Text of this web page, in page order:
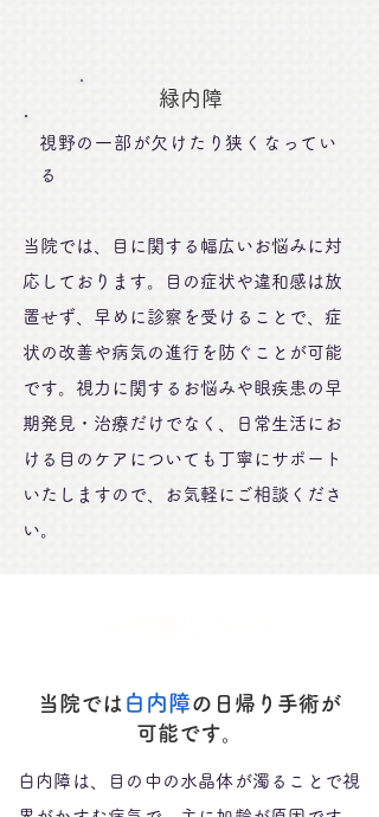
視野の一部が欠けたり狭くなってい
る
緑内障
当院では、目に関する幅広いお悩みに対
応しております。目の症状や違和感は放
置せず、早めに診察を受けることで、症
状の改善や病気の進行を防ぐことが可能
です。視力に関するお悩みや眼疾患の早
期発見・治療だけでなく、日常生活にお
ける目のケアについても丁寧にサポート
いたしますので、お気軽にご相談くださ
い。
当院では 白内障の 日帰り手術が
可能です。
白内障は、目の中の水晶体が濁ることで視